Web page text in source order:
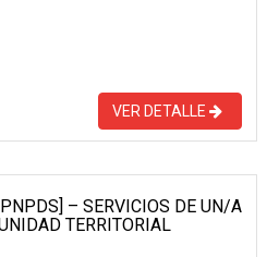
VER DETALLE
– SERVICIOS DE UN/A
TERRITORIAL